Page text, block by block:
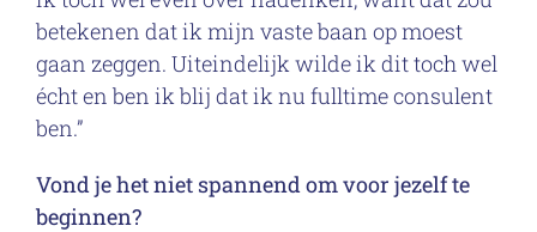
betekenen dat ik mijn vaste baan op moest
gaan zeggen. Uiteindelijk wilde ik dit toch wel
écht en ben ik blij dat ik nu fulltime consulent
ben.”
Vond je het niet spannend om voor jezelf te
beginnen?